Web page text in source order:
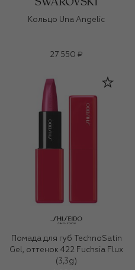
Кольцо Una Angelic
27 550 ₽
Помада для губ TechnoSatin
Gel, оттенок 422 Fuchsia Flux
(3,3g)